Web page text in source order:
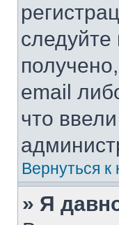
email
что
Вернуться к
» Я